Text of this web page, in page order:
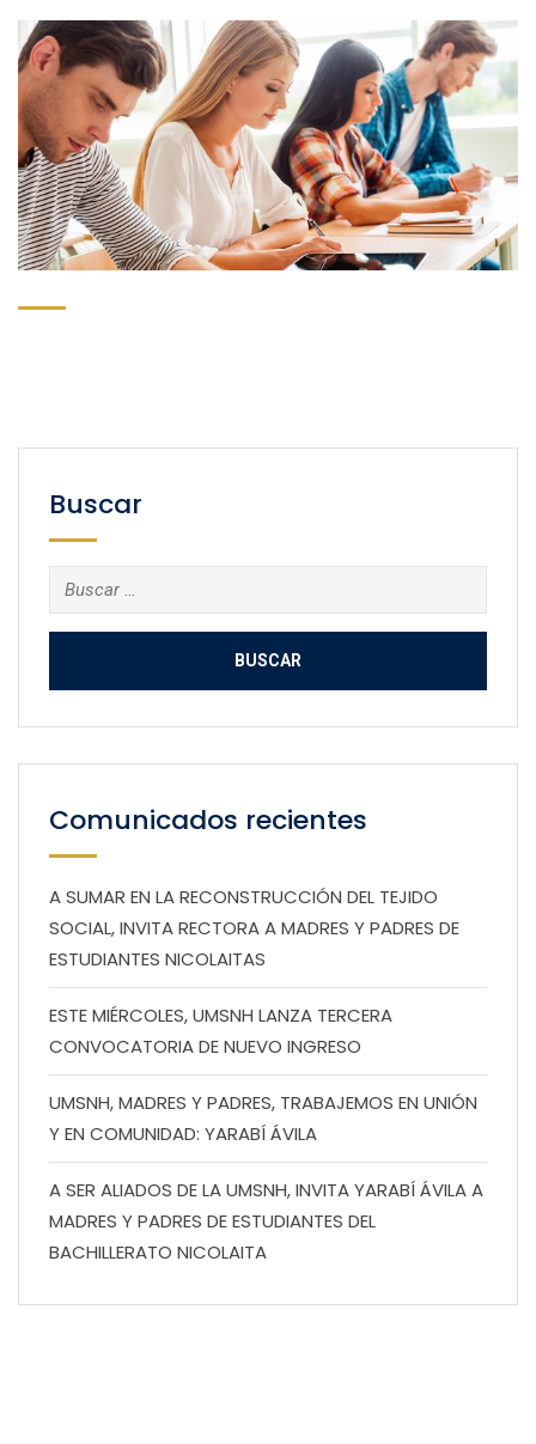
Buscar
Buscar:
Comunicados recientes
A SUMAR EN LA RECONSTRUCCIÓN DEL TEJIDO
SOCIAL, INVITA RECTORA A MADRES Y PADRES DE
ESTUDIANTES NICOLAITAS
ESTE MIÉRCOLES, UMSNH LANZA TERCERA
CONVOCATORIA DE NUEVO INGRESO
UMSNH, MADRES Y PADRES, TRABAJEMOS EN UNIÓN
Y EN COMUNIDAD: YARABÍ ÁVILA
A SER ALIADOS DE LA UMSNH, INVITA YARABÍ ÁVILA A
MADRES Y PADRES DE ESTUDIANTES DEL
BACHILLERATO NICOLAITA